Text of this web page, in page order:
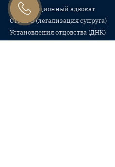
Иммиграционный адвокат
СТУПРО (легализация супруга)
Установления отцовства (ДНК)